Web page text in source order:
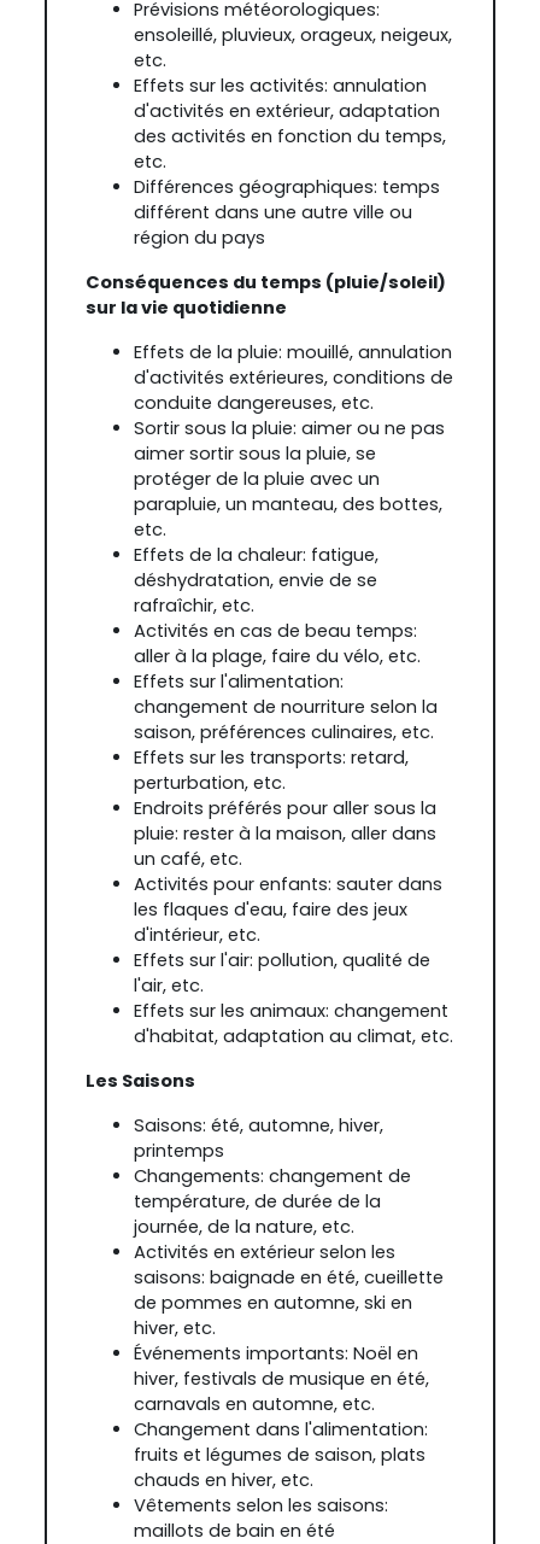
Prévisions météorologiques:
ensoleillé, pluvieux, orageux, neigeux,
etc.
Effets sur les activités: annulation
d'activités en extérieur, adaptation
des activités en fonction du temps,
etc.
Différences géographiques: temps
différent dans une autre ville ou
région du pays
Conséquences du temps (pluie/soleil)
sur la vie quotidienne
Effets de la pluie: mouillé, annulation
d'activités extérieures, conditions de
conduite dangereuses, etc.
Sortir sous la pluie: aimer ou ne pas
aimer sortir sous la pluie, se
protéger de la pluie avec un
parapluie, un manteau, des bottes,
etc.
Effets de la chaleur: fatigue,
déshydratation, envie de se
rafraîchir, etc.
Activités en cas de beau temps:
aller à la plage, faire du vélo, etc.
Effets sur l'alimentation:
changement de nourriture selon la
saison, préférences culinaires, etc.
Effets sur les transports: retard,
perturbation, etc.
Endroits préférés pour aller sous la
pluie: rester à la maison, aller dans
un café, etc.
Activités pour enfants: sauter dans
les flaques d'eau, faire des jeux
d'intérieur, etc.
Effets sur l'air: pollution, qualité de
l'air, etc.
Effets sur les animaux: changement
d'habitat, adaptation au climat, etc.
Les Saisons
Saisons: été, automne, hiver,
printemps
Changements: changement de
température, de durée de la
journée, de la nature, etc.
Activités en extérieur selon les
saisons: baignade en été, cueillette
de pommes en automne, ski en
hiver, etc.
Événements importants: Noël en
hiver, festivals de musique en été,
carnavals en automne, etc.
Changement dans l'alimentation:
fruits et légumes de saison, plats
chauds en hiver, etc.
Vêtements selon les saisons:
maillots de bain en été